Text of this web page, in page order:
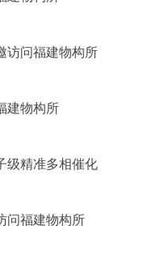
访问福建物构所
建物构所
级精准多相催化
问福建物构所